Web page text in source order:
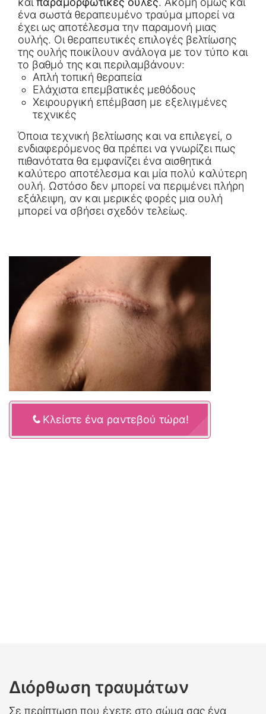
Κλείστε ένα ραντεβού τώρα!
ένα σωστά θεραπευμένο τραύμα μπορεί να
έχει ως αποτέλεσμα την παραμονή μιας
ουλής. Οι θεραπευτικές επιλογές βελτίωσης
της ουλής ποικίλουν ανάλογα με τον τύπο και
το βαθμό της και περιλαμβάνουν:
Απλή τοπική θεραπεία
Ελάχιστα επεμβατικές μεθόδους
Χειρουργική επέμβαση με εξελιγμένες
τεχνικές
Όποια τεχνική βελτίωσης και να επιλεγεί, ο
ενδιαφερόμενος θα πρέπει να γνωρίζει πως
πιθανότατα θα εμφανίζει ένα αισθητικά
καλύτερο αποτέλεσμα και μία πολύ καλύτερη
ουλή. Ωστόσο δεν μπορεί να περιμένει πλήρη
εξάλειψη, αν και μερικές φορές μια ουλή
μπορεί να σβήσει σχεδόν τελείως.
Διόρθωση τραυμάτων
Σε περίπτωση που έχετε στο σώμα σας ένα